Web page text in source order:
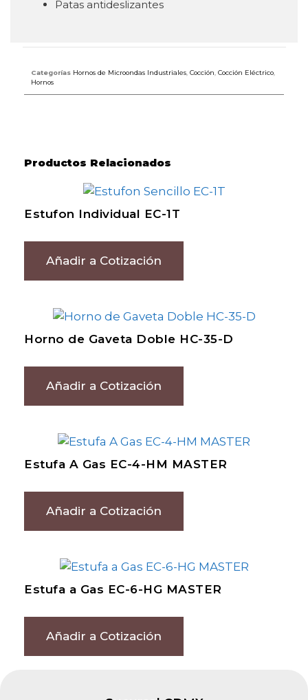
Patas antideslizantes
Categorías Hornos de Microondas Industriales Cocción Cocción Eléctrico
Hornos
Productos Relacionados
Estufon Individual EC-1T
Añadir a Cotización
Horno de Gaveta Doble HC-35-D
Añadir a Cotización
Estufa A Gas EC-4-HM MASTER
Añadir a Cotización
Estufa a Gas EC-6-HG MASTER
Añadir a Cotización